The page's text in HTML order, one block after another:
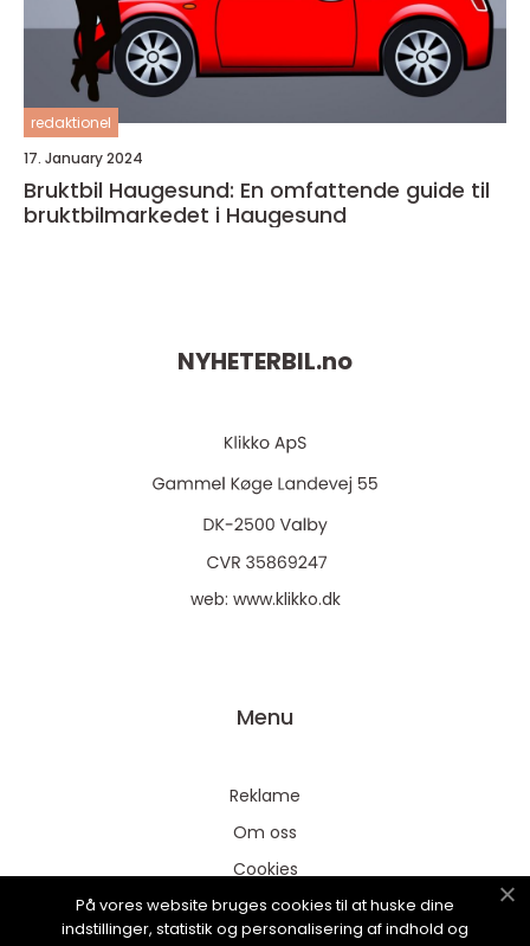
redaktionel
17. January 2024
Bruktbil Haugesund: En omfattende guide til
bruktbilmarkedet i Haugesund
NYHETERBIL.no
web: www.klikko.dk
Menu
Reklame
Om oss
Cookies
Kontakt Oss
På vores website bruges cookies til at huske dine
indstillinger, statistik og personalisering af indhold og